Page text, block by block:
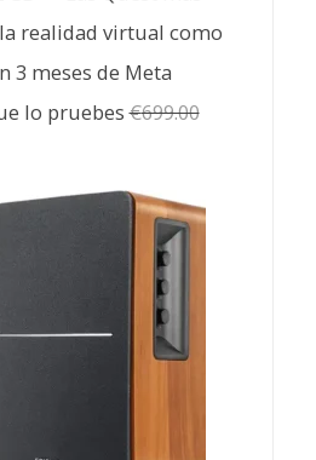
realidad virtual como
3 meses de Meta
lo pruebes€699.00